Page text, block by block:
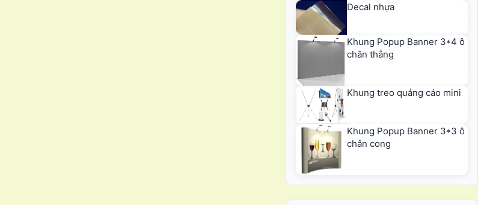
Decal nhựa
Khung Popup Banner 3*4 ô
chân thẳng
Khung treo quảng cáo mini
Khung Popup Banner 3*3 ô
chân cong